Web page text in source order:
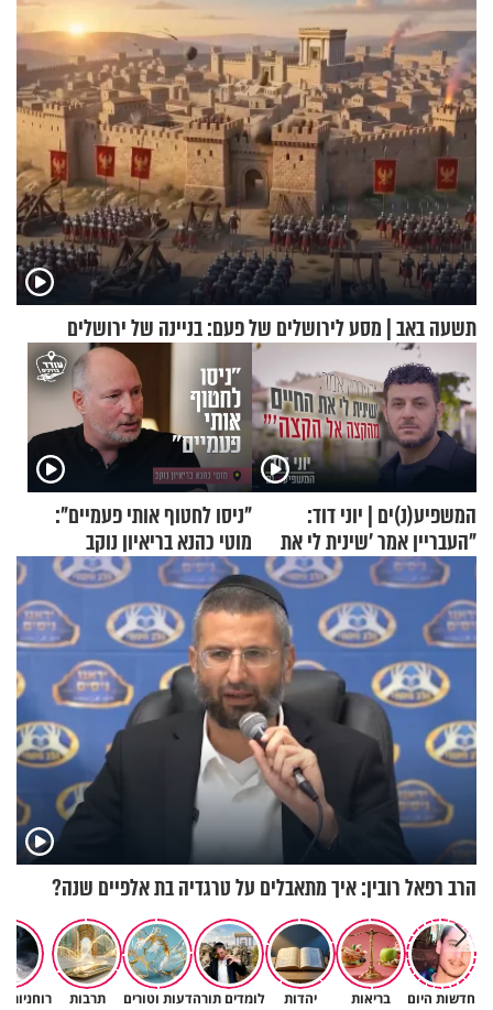
תשעה באב | מסע לירושלים של פעם: בניינה של ירושלים
המשפיע(נ)ים | יוני דוד:
"העבריין אמר 'שינית לי את
החיים מהקצה אל הקצה'"
"ניסו לחטוף אותי פעמיים":
מוטי כהנא בריאיון נוקב
הרב רפאל רובין: איך מתאבלים על טרגדיה בת אלפיים שנה?
חדשות היום בריאות יהדות לומדים תורהדעות וטורים תרבות רוחניות